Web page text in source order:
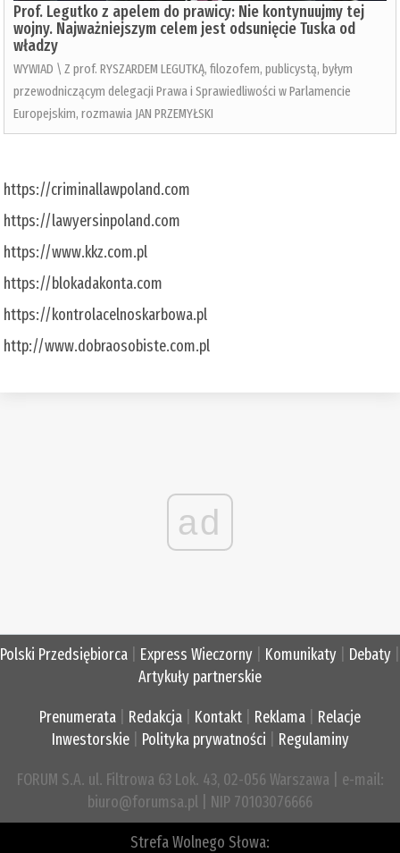
Prof. Legutko z apelem do prawicy: Nie kontynuujmy tej
wojny. Najważniejszym celem jest odsunięcie Tuska od
władzy
WYWIAD \ Z prof. RYSZARDEM LEGUTKĄ, filozofem, publicystą, byłym
przewodniczącym delegacji Prawa i Sprawiedliwości w Parlamencie
Europejskim, rozmawia JAN PRZEMYŁSKI
https://criminallawpoland.com
https://lawyersinpoland.com
https://www.kkz.com.pl
https://blokadakonta.com
https://kontrolacelnoskarbowa.pl
http://www.dobraosobiste.com.pl
ad
Polski Przedsiębiorca Express Wieczorny Komunikaty Debaty
Artykuły partnerskie
Prenumerata Redakcja Kontakt Reklama
Relacje
Inwestorskie| Polityka prywatności Regulaminy
FORUM S.A. ul. Filtrowa 63 Lok. 43, 02-056 Warszawa | e-mail:
biuro@forumsa.pl | NIP 70103076666
Strefa Wolnego Słowa: